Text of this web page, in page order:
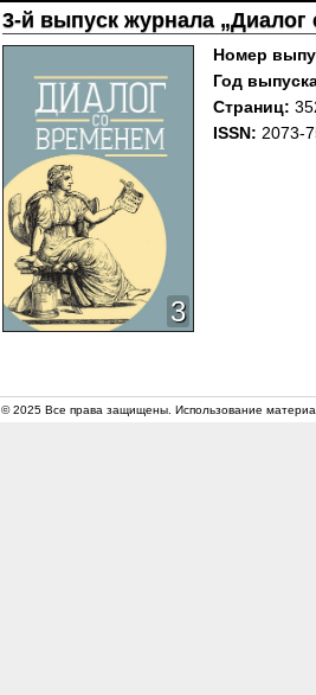
3-й выпуск журнала „Диалог
3
Номер
Год
Страниц:
ISSN: 2073-
© 2025 Все права защищены. Использование